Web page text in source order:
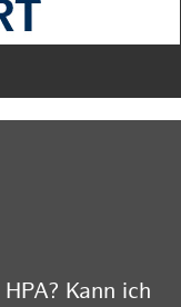
Kann ich